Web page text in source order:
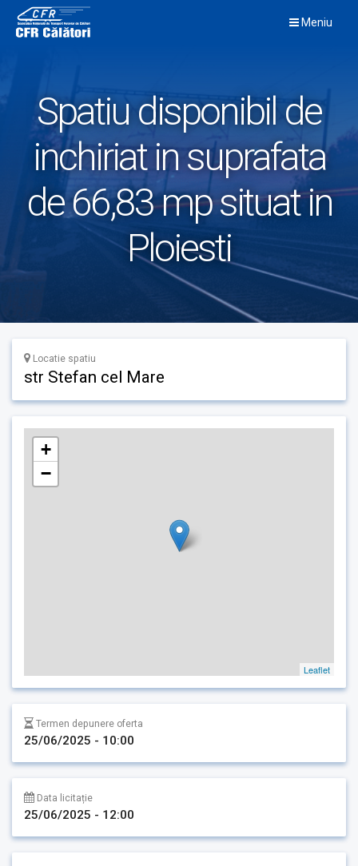
content
Meniu
Spatiu disponibil de
inchiriat in suprafata
de 66,83 mp situat in
Ploiesti
Locatie spatiu
str Stefan cel Mare
+
−
Leaflet
Termen depunere oferta
25/06/2025 - 10:00
Data licitație
25/06/2025 - 12:00